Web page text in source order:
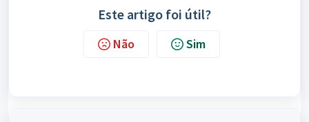
Este artigo foi útil?
Não Sim